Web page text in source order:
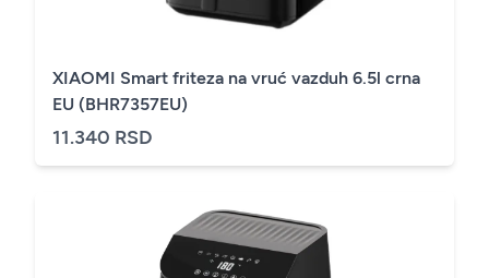
XIAOMI Smart friteza na vruć vazduh 6.5l crna
EU (BHR7357EU)
11.340 RSD